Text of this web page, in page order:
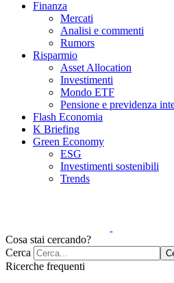
Finanza
Mercati
Analisi e commenti
Rumors
Risparmio
Asset Allocation
Investimenti
Mondo ETF
Pensione e previdenza
Flash Economia
K Briefing
Green Economy
ESG
Investimenti sostenibili
Trends
Cosa stai cercando?
Cerca
Ricerche frequenti